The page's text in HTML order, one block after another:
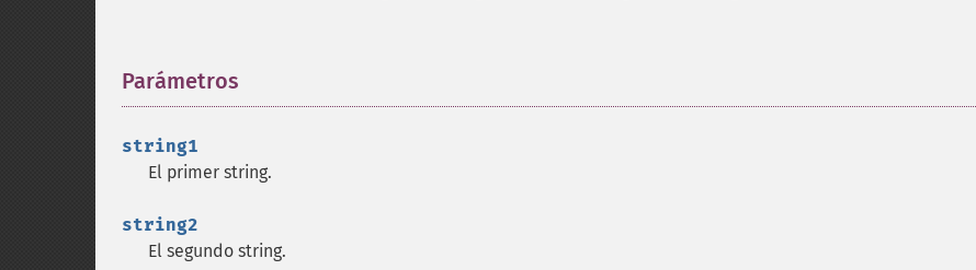
Parámetros
string1
El primer string.
string2
El segundo string.